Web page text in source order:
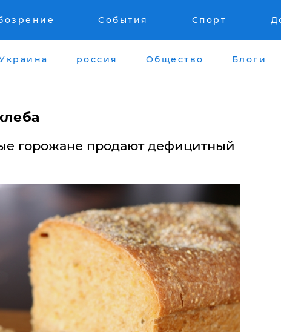
События Спорт
россия Общество Блоги
горожане продают дефицитный